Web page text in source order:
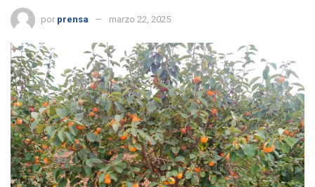
por prensa marzo 22, 2025